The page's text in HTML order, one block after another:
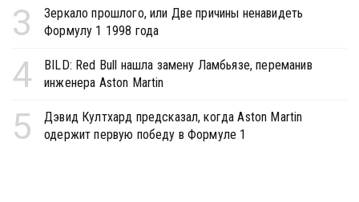
3
Зеркало прошлого, или Две причины ненавидеть
Формулу 1 1998 года
4
BILD: Red Bull нашла замену Ламбьязе, переманив
инженера Aston Martin
5
Дэвид Култхард предсказал, когда Aston Martin
одержит первую победу в Формуле 1